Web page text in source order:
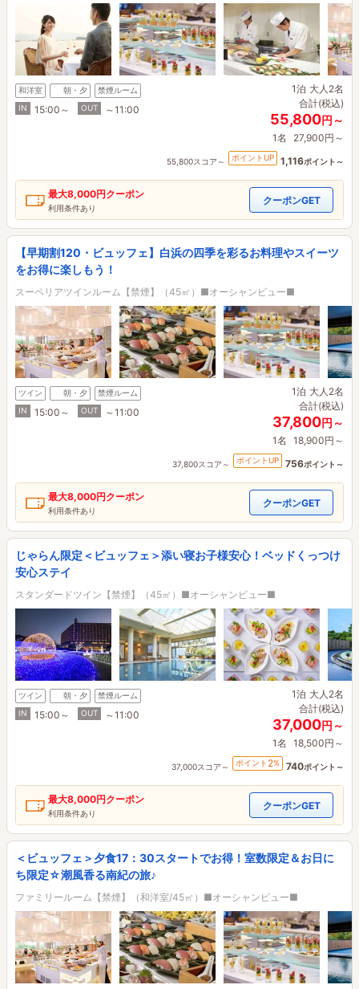
和洋室 朝・夕
禁煙ルーム
IN
15:00～ OUT ～11:00
1泊 大人2名
合計(税込)
55,800円～
1名 27,900円～
55,800スコア～ ポイントUP 1,116ポイント～
最大8,000円クーポン
利用条件あり
クーポンGET
【早期割120・ビュッフェ】白浜の四季を彩るお料理やスイーツ
をお得に楽しもう！
スーペリアツインルーム【禁煙】（45㎡）■オーシャンビュー■
ツイン 朝・夕
禁煙ルーム
IN
15:00～ OUT ～11:00
1泊 大人2名
合計(税込)
37,800円～
1名 18,900円～
37,800スコア～ ポイントUP 756ポイント～
最大8,000円クーポン
利用条件あり
クーポンGET
じゃらん限定＜ビュッフェ＞添い寝お子様安心！ベッドくっつけ
安心ステイ
スタンダードツイン【禁煙】（45㎡）■オーシャンビュー■
ツイン 朝・夕
禁煙ルーム
IN
15:00～ OUT ～11:00
1泊 大人2名
合計(税込)
37,000円～
1名 18,500円～
37,000スコア～ ポイント 2% 740ポイント～
最大8,000円クーポン
利用条件あり
クーポンGET
＜ビュッフェ＞夕食17：30スタートでお得！室数限定＆お日に
ち限定☆潮風香る南紀の旅♪
ファミリールーム【禁煙】（和洋室/45㎡）■オーシャンビュー■